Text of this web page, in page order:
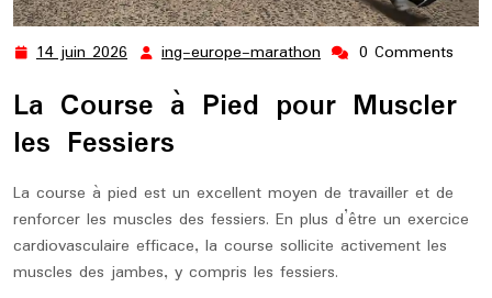
14 juin 2026 14
2026
ing-europe-marathon ing-
marathon
0 Comments
La Course à Pied pour Muscler
les Fessiers
La course à pied est un excellent moyen de travailler et de
renforcer les muscles des fessiers. En plus d’être un exercice
cardiovasculaire efficace, la course sollicite activement les
muscles des jambes, y compris les fessiers.